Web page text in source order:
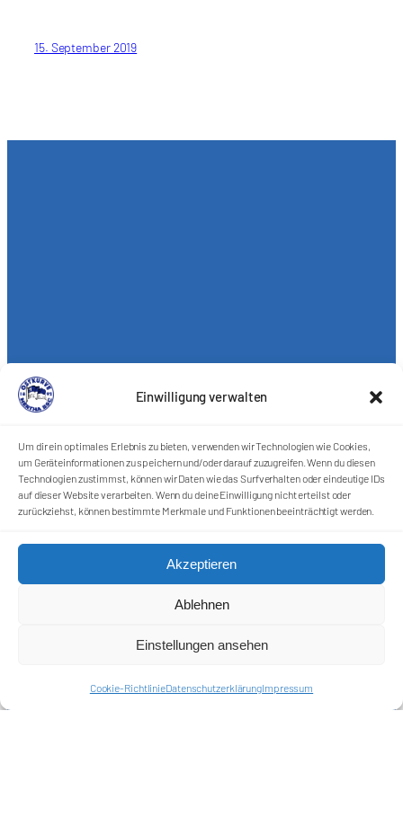
Einwilligung verwalten
Um dir ein optimales Erlebnis zu bieten, verwenden wir Technologien wie Cookies,
um Geräteinformationen zu speichern und/oder darauf zuzugreifen. Wenn du diesen
Technologien zustimmst, können wir Daten wie das Surfverhalten oder eindeutige IDs
auf dieser Website verarbeiten. Wenn du deine Einwilligung nicht erteilst oder
zurückziehst, können bestimmte Merkmale und Funktionen beeinträchtigt werden.
Akzeptieren
Ablehnen
Einstellungen ansehen
Cookie-RichtlinieDatenschutzerklärungImpressum
15. September 2019